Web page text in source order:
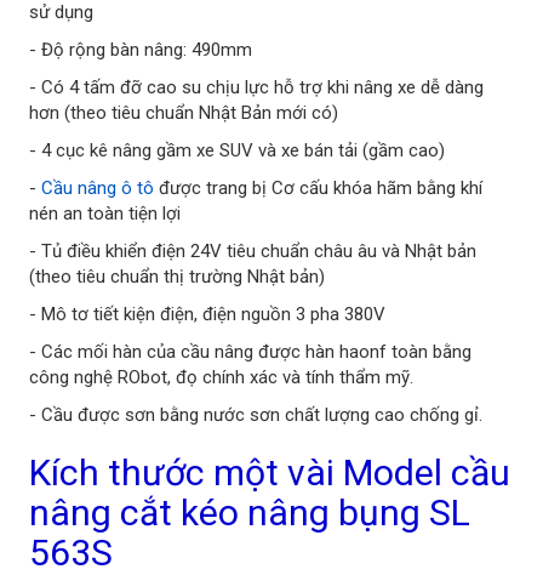
sử dụng
- Độ rộng bàn nâng: 490mm
- Có 4 tấm đỡ cao su chịu lực hỗ trợ khi nâng xe dễ dàng
hơn (theo tiêu chuẩn Nhật Bản mới có)
- 4 cục kê nâng gầm xe SUV và xe bán tải (gầm cao)
- Cầu nâng ô tô được trang bị Cơ cấu khóa hãm bằng khí
nén an toàn tiện lợi
- Tủ điều khiển điện 24V tiêu chuẩn châu âu và Nhật bản
(theo tiêu chuẩn thị trường Nhật bản)
- Mô tơ tiết kiện điện, điện nguồn 3 pha 380V
- Các mối hàn của cầu nâng được hàn haonf toàn bằng
công nghệ RObot, đọ chính xác và tính thẩm mỹ.
- Cầu được sơn bằng nước sơn chất lượng cao chống gỉ.
Kích thước một vài Model cầu
nâng cắt kéo nâng bụng SL
563S